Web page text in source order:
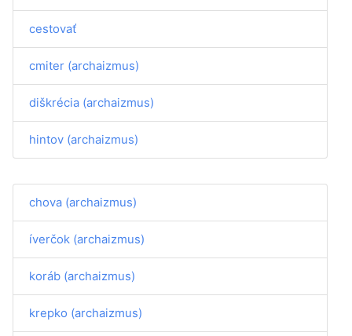
cestovať
cmiter (archaizmus)
diškrécia (archaizmus)
hintov (archaizmus)
chova (archaizmus)
íverčok (archaizmus)
koráb (archaizmus)
krepko (archaizmus)